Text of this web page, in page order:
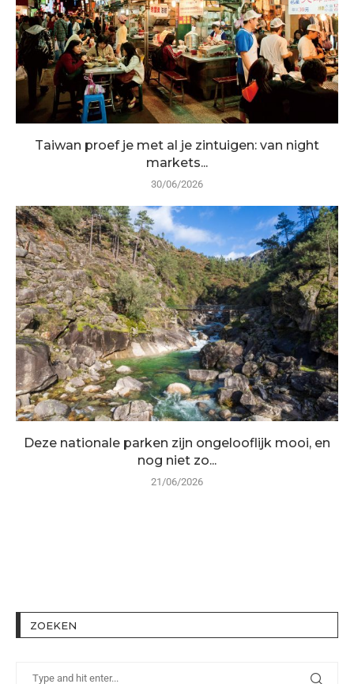
Taiwan proef je met al je zintuigen: van night
markets...
30/06/2026
Deze nationale parken zijn ongelooflijk mooi, en
nog niet zo...
21/06/2026
ZOEKEN